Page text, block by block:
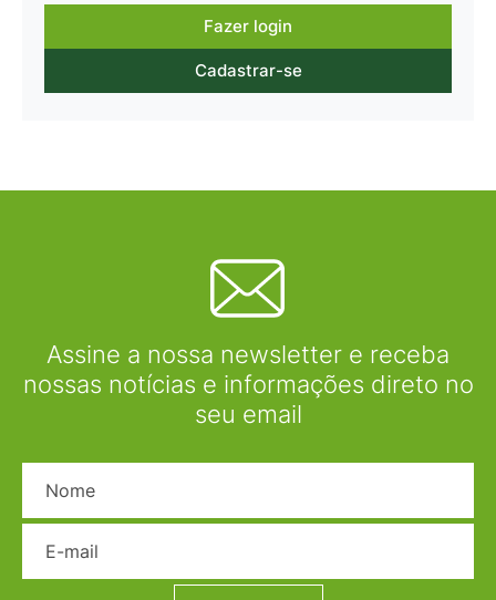
Fazer login
Cadastrar-se
Assine a nossa newsletter e receba
nossas notícias e informações direto no
seu email